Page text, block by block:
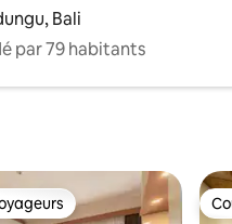
Bali
par 79 habitants